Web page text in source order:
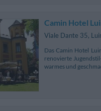
Camin Hotel
Viale Dante 35,
Das Camin Hotel
renovierte
warmes und